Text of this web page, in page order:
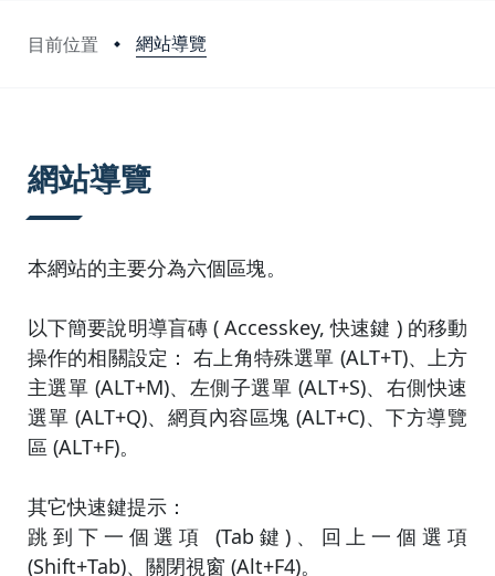
目前位置 網站導覽
網站導覽
本網站的主要分為六個區塊。
以下簡要說明導盲磚 ( Accesskey, 快速鍵 ) 的移動
操作的相關設定： 右上角特殊選單 (ALT+T)、上方
主選單 (ALT+M)、左側子選單 (ALT+S)、右側快速
選單 (ALT+Q)、網頁內容區塊 (ALT+C)、下方導覽
區 (ALT+F)。
其它快速鍵提示：
跳到下一個選項 (Tab鍵)、回上一個選項
(Shift+Tab)、關閉視窗 (Alt+F4)。